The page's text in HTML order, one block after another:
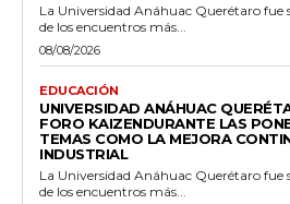
La Universidad Anáhuac Querétaro fue
de los encuentros más...
08/08/2026
EDUCACIÓN
UNIVERSIDAD ANÁHUAC
FORO KAIZENDURANTE LAS
TEMAS COMO LA MEJORA
INDUSTRIAL
La Universidad Anáhuac Querétaro fue
de los encuentros más...